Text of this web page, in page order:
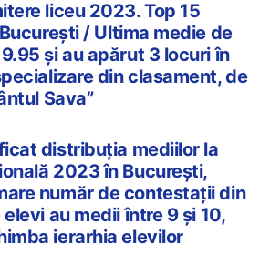
liceu 2023. Top 15
/ Ultima medie de
și au apărut 3 locuri în
din clasament, de
Sava”
distribuția mediilor la
2023 în București,
număr de contestații din
au medii între 9 și 10,
ierarhia elevilor